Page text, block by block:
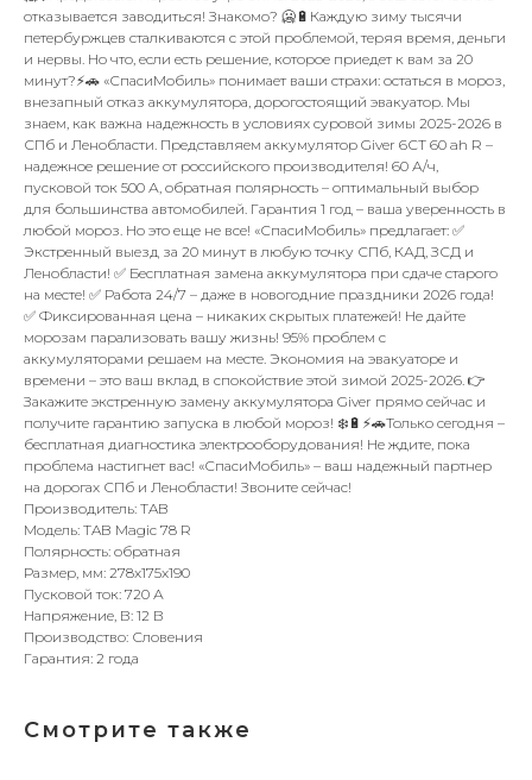
отказывается заводиться! Знакомо? 🥶🔋Каждую зиму тысячи
петербуржцев сталкиваются с этой проблемой, теряя время, деньги
и нервы. Но что, если есть решение, которое приедет к вам за 20
минут?⚡🚗 «СпасиМобиль» понимает ваши страхи: остаться в мороз,
внезапный отказ аккумулятора, дорогостоящий эвакуатор. Мы
знаем, как важна надежность в условиях суровой зимы 2025-2026 в
СПб и Ленобласти. Представляем аккумулятор Giver 6СТ 60 ah R –
надежное решение от российского производителя! 60 А/ч,
пусковой ток 500 А, обратная полярность – оптимальный выбор
для большинства автомобилей. Гарантия 1 год – ваша уверенность в
любой мороз. Но это еще не все! «СпасиМобиль» предлагает: ✅
Экстренный выезд за 20 минут в любую точку СПб, КАД, ЗСД и
Ленобласти! ✅ Бесплатная замена аккумулятора при сдаче старого
на месте! ✅ Работа 24/7 – даже в новогодние праздники 2026 года!
✅ Фиксированная цена – никаких скрытых платежей! Не дайте
морозам парализовать вашу жизнь! 95% проблем с
аккумуляторами решаем на месте. Экономия на эвакуаторе и
времени – это ваш вклад в спокойствие этой зимой 2025-2026. 👉
Закажите экстренную замену аккумулятора Giver прямо сейчас и
получите гарантию запуска в любой мороз! ❄️🔋⚡🚗Только сегодня –
бесплатная диагностика электрооборудования! Не ждите, пока
проблема настигнет вас! «СпасиМобиль» – ваш надежный партнер
на дорогах СПб и Ленобласти! Звоните сейчас!
Производитель: TAB
Модель: TAB Magic 78 R
Полярность: обратная
Размер, мм: 278x175x190
Пусковой ток: 720 А
Напряжение, В: 12 В
Производство: Словения
Гарантия: 2 года
Смотрите также